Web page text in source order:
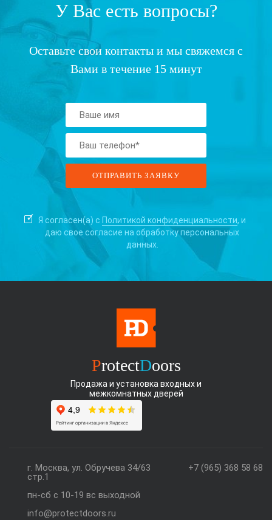
У Вас есть вопросы?
Оставьте свои контакты и мы свяжемся с
Вами в течение 15 минут
Я согласен(а) с Политикой конфиденциальности, и
даю свое согласие на обработку персональных
данных.
ProtectDoors
Продажа и установка входных и
межкомнатных дверей
+7 (965) 368 58 68
г. Москва, ул. Обручева 34/63
стр.1
пн-сб с 10-19 вс выходной
info@protectdoors.ru